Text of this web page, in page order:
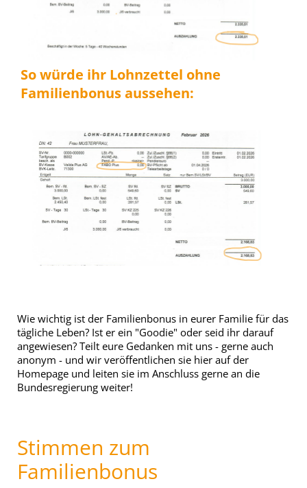
So würde ihr Lohnzettel ohne
Familienbonus aussehen:
Wie wichtig ist der Familienbonus in eurer Familie für das
tägliche Leben? Ist er ein "Goodie" oder seid ihr darauf
angewiesen? Teilt eure Gedanken mit uns - gerne auch
anonym - und wir veröffentlichen sie hier auf der
Homepage und leiten sie im Anschluss gerne an die
Bundesregierung weiter!
Stimmen zum
Familienbonus